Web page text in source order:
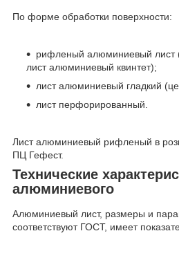
По форме обработки поверхности:
рифленый алюминиевый лист
лист алюминиевый квинтет);
лист алюминиевый гладкий
лист перфорированный.
Лист алюминиевый рифленый в
ПЦ Гефест.
Технические
алюминиевого
Алюминиевый лист, размеры и
соответствуют ГОСТ, имеет